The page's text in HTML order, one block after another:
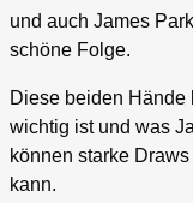
und auch James
schöne Folge.
Diese beiden Hände
wichtig ist und was
können starke
kann.